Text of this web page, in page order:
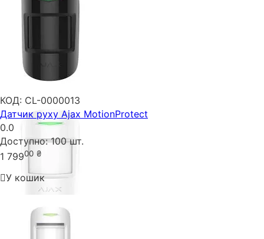
КОД: CL-0000013
Датчик руху Ajax MotionProtect
0.0
Доступно: 100 шт.
1 79900 ₴
У кошик